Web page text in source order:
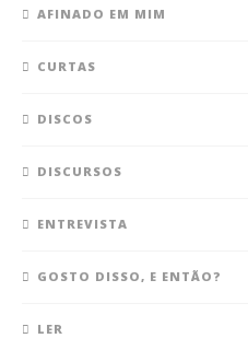
AFINADO EM MIM
CURTAS
DISCOS
DISCURSOS
ENTREVISTA
GOSTO DISSO, E ENTÃO?
LER